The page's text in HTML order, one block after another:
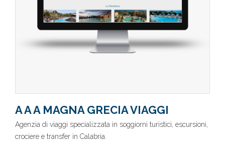
A A A MAGNA GRECIA VIAGGI
Agenzia di viaggi specializzata in soggiorni turistici, escursioni,
crociere e transfer in Calabria.